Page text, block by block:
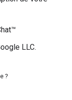
LLC.
?